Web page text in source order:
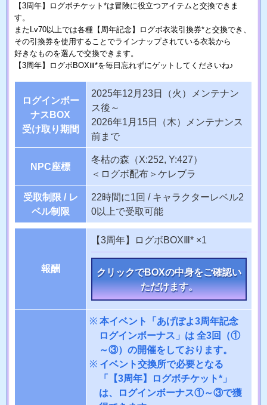
【3周年】ログボチケット*は冒険に役立つアイテムと交換できま
す。
またLv70以上では各種【周年記念】ログボ衣装引換券*と交換でき、
その引換券を使用することでラインナップされている衣装から
好きなものを選んで交換できます。
【3周年】ログボBOXⅢ*を毎日忘れずにゲットしてくださいね♪
ログインボー
ナスBOX
受け取り期間
2025年12月23日（火）メンテナン
ス後～
2026年1月15日（木）メンテナンス
前まで
NPC座標
冬枯の森（X:252, Y:427）
＜ログボ配布＞ケレブラ
受取制限 / レ
ベル制限
22時間に1回 / キャラクターレベル2
0以上で受取可能
報酬
【3周年】ログボBOXⅢ* ×1
クリックでBOXの中身をご確認い
ただけます。
本イベント「あげぽよ3周年記念
ログインボーナス」は 全3回（①
～③）の開催をしております。
イベント交換所で必要となる
「【3周年】ログボチケット*」
は、ログインボーナス①～③で獲